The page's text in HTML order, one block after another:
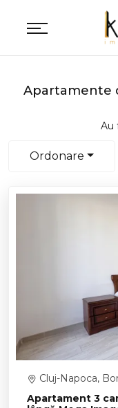
Apartamente
Au
Ordonare
Apartament 3
Cluj-Napoca,